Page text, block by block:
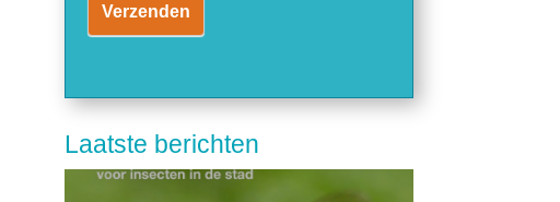
Verzenden
Laatste berichten